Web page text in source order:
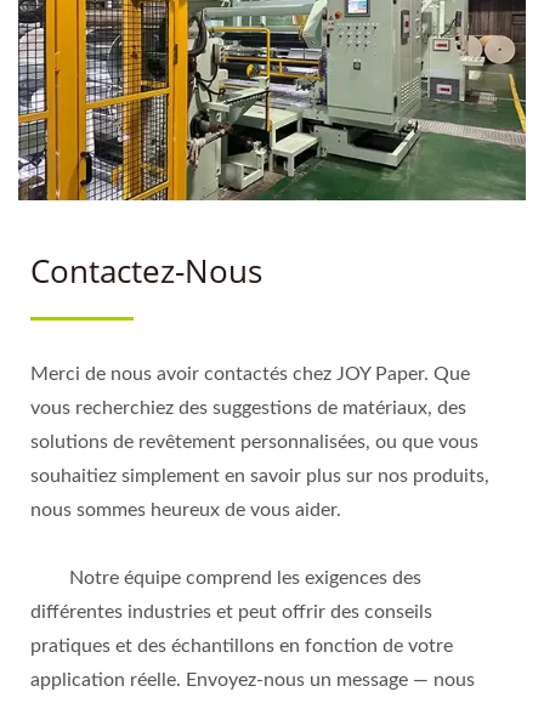
MONDIALES
Contactez-Nous
Merci de nous avoir contactés chez JOY Paper. Que
vous recherchiez des suggestions de matériaux, des
solutions de revêtement personnalisées, ou que vous
souhaitiez simplement en savoir plus sur nos produits,
nous sommes heureux de vous aider.
Notre équipe comprend les exigences des
différentes industries et peut offrir des conseils
pratiques et des échantillons en fonction de votre
application réelle. Envoyez-nous un message — nous